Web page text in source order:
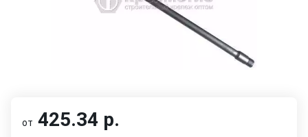
от 425.34 р.